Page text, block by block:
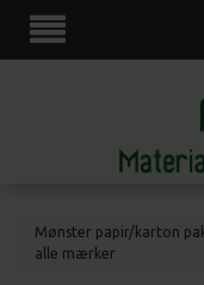
scrapkort,
Mønster papir/karton
alle mærker